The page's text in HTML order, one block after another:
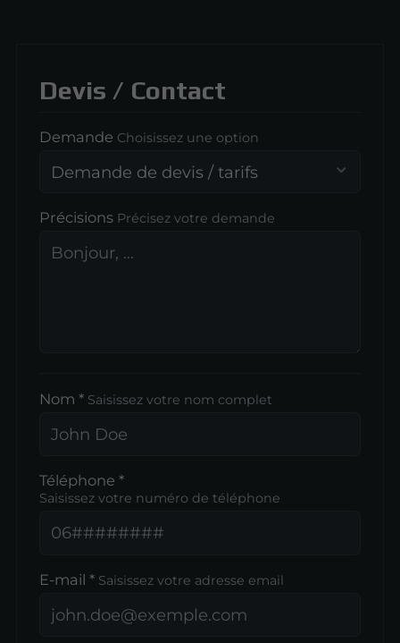
Devis / Contact
Demande Choisissez une option
Précisions Précisez votre demande
Nom * Saisissez votre nom complet
Téléphone *
Saisissez votre numéro de téléphone
E-mail * Saisissez votre adresse email